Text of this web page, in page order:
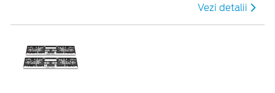
Vezi detalii